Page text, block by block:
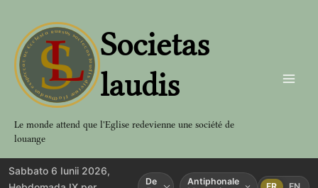
contenu
Societas
laudis
Le monde attend que l'Eglise redevienne une société de
louange
Sabbato 6 Iunii 2026,
De
Antiphonale